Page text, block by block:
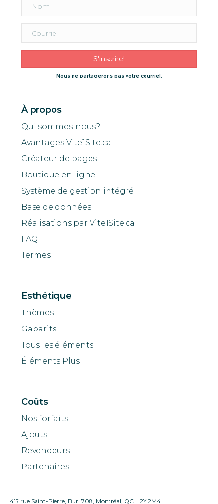
S'inscrire!
Nous ne partagerons pas votre courriel.
À propos
Qui sommes-nous?
Avantages Vite1Site.ca
Créateur de pages
Boutique en ligne
Système de gestion intégré
Base de données
Réalisations par Vite1Site.ca
FAQ
Termes
Esthétique
Thèmes
Gabarits
Tous les éléments
Éléments Plus
Coûts
Nos forfaits
Ajouts
Revendeurs
Partenaires
417 rue Saint-Pierre, Bur. 708, Montréal, QC H2Y 2M4